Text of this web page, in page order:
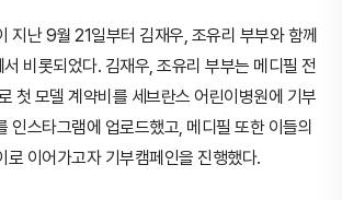
지난 9월 21일부터 김재우, 조유리 부부와 함께
비롯되었다. 김재우, 조유리 부부는 메디필 전
첫 모델 계약비를 세브란스 어린이병원에 기부
인스타그램에 업로드했고, 메디필 또한 이들의
로 이어가고자 기부캠페인을 진행했다.